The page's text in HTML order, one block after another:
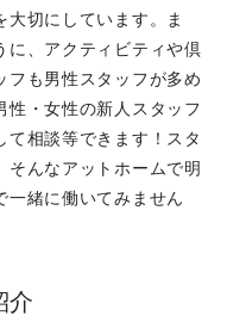
大切にしています。ま
に、アクティビティや倶
フも男性スタッフが多め
性・女性の新人スタッフ
て相談等できます！スタ
そんなアットホームで明
一緒に働いてみません
介